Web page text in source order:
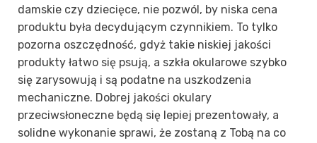
damskie czy dziecięce, nie pozwól, by niska cena
produktu była decydującym czynnikiem. To tylko
pozorna oszczędność, gdyż takie niskiej jakości
produkty łatwo się psują, a szkła okularowe szybko
się zarysowują i są podatne na uszkodzenia
mechaniczne. Dobrej jakości okulary
przeciwsłoneczne będą się lepiej prezentowały, a
solidne wykonanie sprawi, że zostaną z Tobą na co